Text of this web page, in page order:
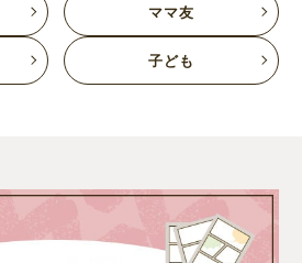
ママ友
子ども